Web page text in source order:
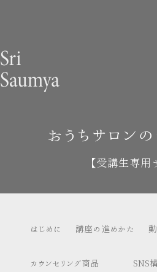
おうちサロン
【受講生専用
はじめに 講座の進めかた
カウンセリング商品 SNS